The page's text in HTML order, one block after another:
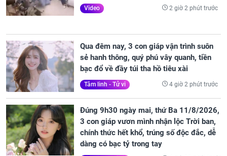
Video 2 giờ 2 phút trước
Qua đêm nay, 3 con giáp vận trình suôn
sẻ hanh thông, quý phú vây quanh, tiền
bạc đổ về đầy túi tha hồ tiêu xài
Tâm linh - Tử vi 4 giờ 2 phút trước
Đúng 9h30 ngày mai, thứ Ba 11/8/2026,
3 con giáp vươn mình nhận lộc Trời ban,
chính thức hết khổ, trúng số độc đắc, dễ
dàng có bạc tỷ trong tay